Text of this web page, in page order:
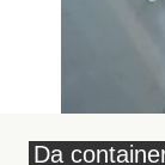
Da